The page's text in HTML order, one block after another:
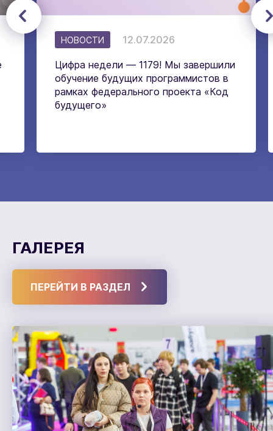
НОВОСТИ 12.07.2026
Цифра недели — 1179! Мы завершили
обучение будущих программистов в
рамках федерального проекта «Код
будущего»
ГАЛЕРЕЯ
ПЕРЕЙТИ В РАЗДЕЛ